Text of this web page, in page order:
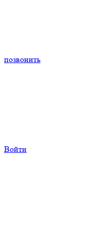
позвонить
Войти